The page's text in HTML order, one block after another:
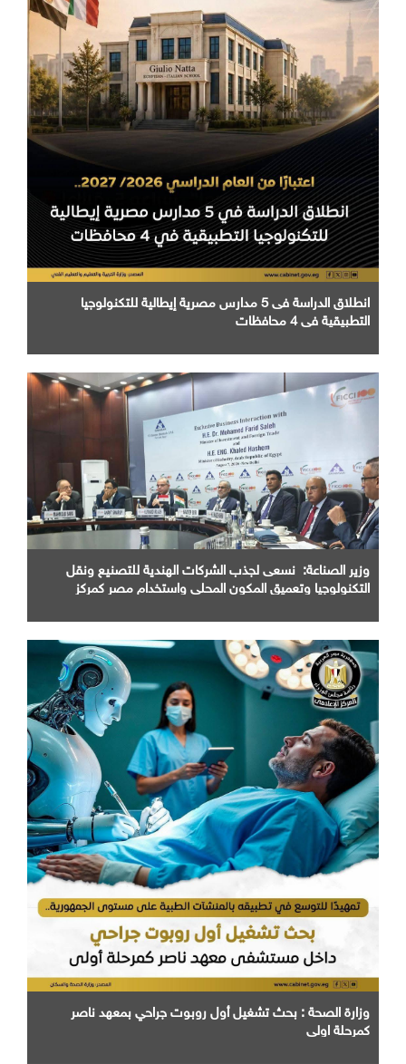
انطلاق الدراسة فى 5 مدارس مصرية إيطالية للتكنولوجيا
التطبيقية في 4 محافظات
وزير الصناعة: نسعى لجذب الشركات الهندية للتصنيع ونقل
التكنولوجيا وتعميق المكون المحلي واستخدام مصر كمركز
وزارة الصحة : بحث تشغيل أول روبوت جراحي بمعهد ناصر
كمرحلة اولي